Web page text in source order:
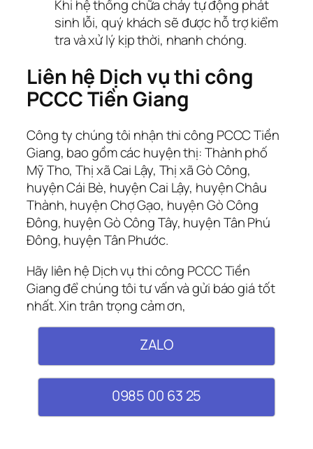
Khi hệ thống chữa cháy tự động phát
sinh lỗi, quý khách sẽ được hỗ trợ kiểm
tra và xử lý kịp thời, nhanh chóng.
Liên hệ Dịch vụ thi công
PCCC Tiền Giang
Công ty chúng tôi nhận thi công PCCC Tiền
Giang, bao gồm các huyện thị: Thành phố
Mỹ Tho, Thị xã Cai Lậy, Thị xã Gò Công,
huyện Cái Bè, huyện Cai Lậy, huyện Châu
Thành, huyện Chợ Gạo, huyện Gò Công
Đông, huyện Gò Công Tây, huyện Tân Phú
Đông, huyện Tân Phước.
Hãy liên hệ Dịch vụ thi công PCCC Tiền
Giang để chúng tôi tư vấn và gửi báo giá tốt
nhất. Xin trân trọng cảm ơn,
ZALO
0985 00 63 25